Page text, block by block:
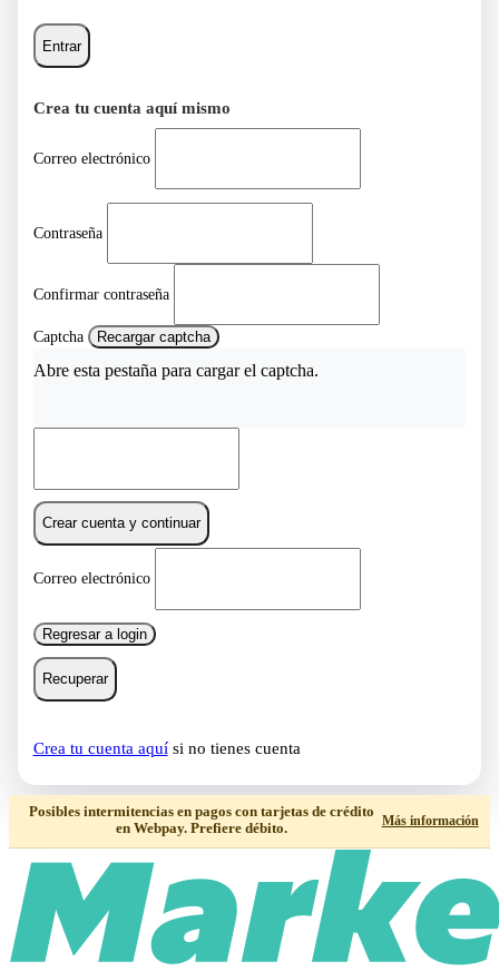
Entrar
Crea tu cuenta aquí mismo
Correo electrónico
Contraseña
Confirmar contraseña
Captcha Recargar captcha
Abre esta pestaña para cargar el captcha.
Crear cuenta y continuar
Correo electrónico
Regresar a login
Recuperar
Crea tu cuenta aquísi no tienes cuenta
Posibles intermitencias en pagos con tarjetas de crédito
en Webpay. Prefiere débito.
Más información